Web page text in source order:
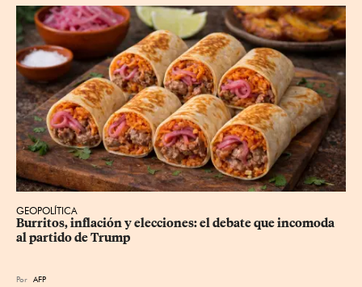
GEOPOLÍTICA
Burritos, inflación y elecciones: el debate que incomoda
al partido de Trump
Por AFP